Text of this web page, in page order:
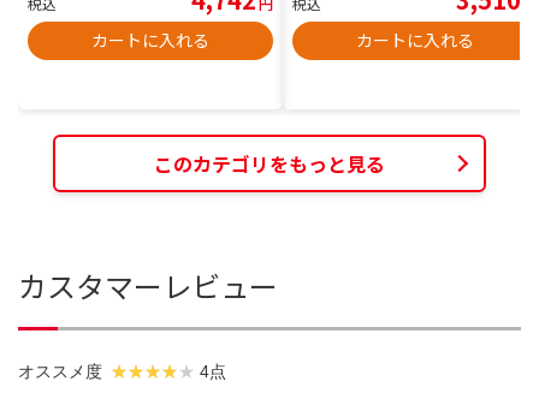
カートに入れる カートに入れる
このカテゴリをもっと見る
カスタマーレビュー
オススメ度 4点